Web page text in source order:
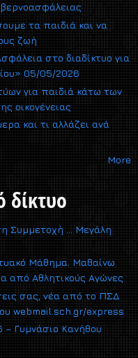
τα παιδιά και να
ζωή
στο διαδίκτυο για
05/05/2026
για παιδιά κάτω των
οικογένειας
και τι αλλάζει ανά
More
δίκτυο
Συμμετοχή … Μεγάλη
Μάθημα. Μαθαίνω
από Αθλητικούς Αγώνες
σας, νέα από το ΠΣΔ
webmail.sch.gr/express
– Γυμνάσιο Κανήθου